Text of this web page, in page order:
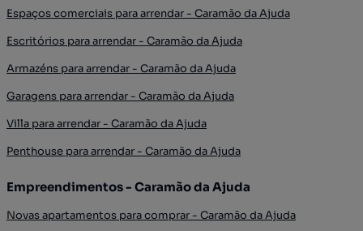
Espaços comerciais para arrendar - Caramão da Ajuda
Escritórios para arrendar - Caramão da Ajuda
Armazéns para arrendar - Caramão da Ajuda
Garagens para arrendar - Caramão da Ajuda
Villa para arrendar - Caramão da Ajuda
Penthouse para arrendar - Caramão da Ajuda
Empreendimentos - Caramão da Ajuda
Novas apartamentos para comprar - Caramão da Ajuda